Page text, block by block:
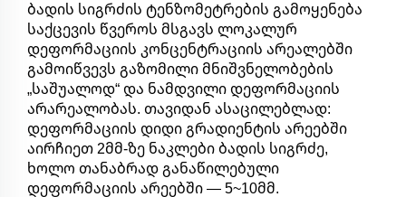
ბადის სიგრძის ტენზომეტრების გამოყენება
საქცევის წვეროს მსგავს ლოკალურ
დეფორმაციის კონცენტრაციის არეალებში
გამოიწვევს გაზომილი მნიშვნელობების
„საშუალოდ“ და ნამდვილი დეფორმაციის
არარეალობას. თავიდან ასაცილებლად:
დეფორმაციის დიდი გრადიენტის არეებში
აირჩიეთ 2მმ-ზე ნაკლები ბადის სიგრძე,
ხოლო თანაბრად განაწილებული
დეფორმაციის არეებში — 5~10მმ.